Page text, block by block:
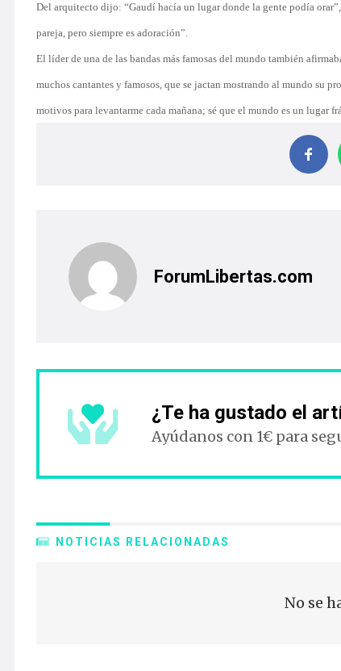
Del arquitecto dijo: “Gaudí hacía un lugar donde la gente podía
pareja, pero siempre es adoración”.
El líder de una de las bandas más famosas del mundo también
muchos cantantes y famosos, que se jactan mostrando al mundo su
motivos para levantarme cada mañana; sé que el mundo es un lugar
ForumLibertas.com
¿Te ha gustado el
Ayúdanos con 1€ para
NOTICIAS RELACIONADAS
No se